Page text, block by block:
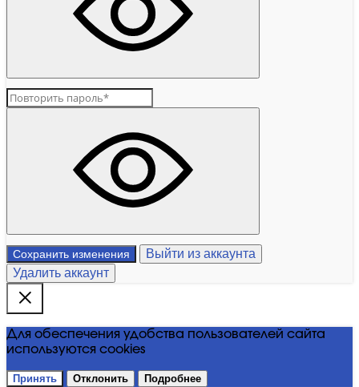
Сохранить изменения
Выйти из аккаунта
Удалить аккаунт
Для обеспечения удобства пользователей сайта
используются cookies
Принять Отклонить Подробнее